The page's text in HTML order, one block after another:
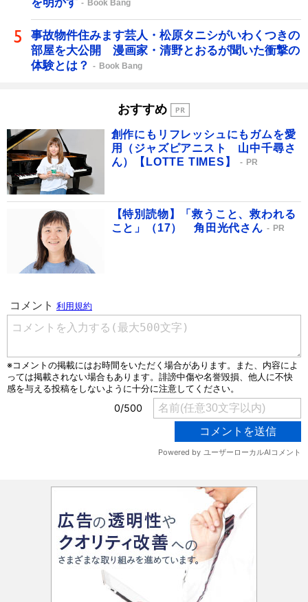
Book Bang
事故物件住みます芸人・松原タニシがいわくつきの
部屋を大公開 漫画家・清野とおるが聞いた衝撃の
体験とは？
Book Bang
おすすめ
創作にもリフレッシュにもガムを愛
用（ジャズピアニスト 山中千尋さ
ん）【LOTTE TIMES】
PR
【特別読物】「救うこと、救われる
こと」（17） 角田光代さん
PR